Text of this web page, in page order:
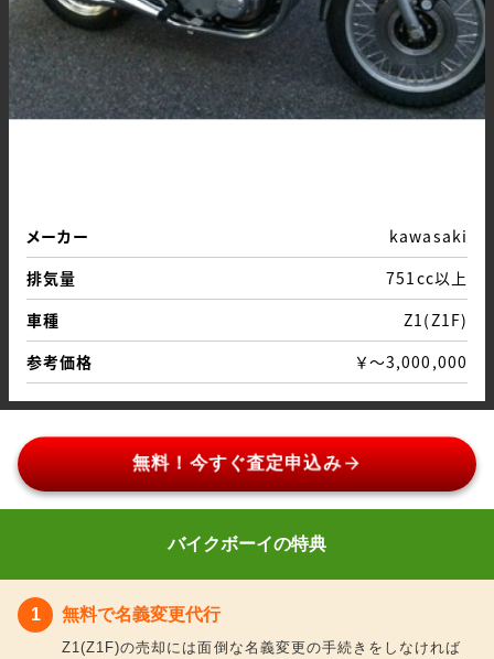
メーカー
kawasaki
排気量
751cc以上
車種
Z1(Z1F)
参考価格
￥～3,000,000
無料！今すぐ査定申込みarrow_forward
バイクボーイの特典
無料で名義変更代行
Z1(Z1F)の売却には面倒な名義変更の手続きをしなければ